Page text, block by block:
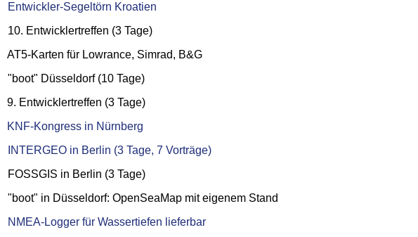
Entwickler-Segeltörn Kroatien
10. Entwicklertreffen (3 Tage)
AT5-Karten für Lowrance, Simrad, B&G
"boot" Düsseldorf (10 Tage)
9. Entwicklertreffen (3 Tage)
KNF-Kongress in Nürnberg
INTERGEO in Berlin (3 Tage, 7 Vorträge)
FOSSGIS in Berlin (3 Tage)
"boot" in Düsseldorf: OpenSeaMap mit eigenem Stand
NMEA-Logger für Wassertiefen lieferbar